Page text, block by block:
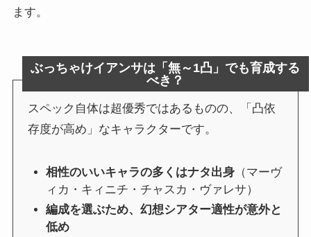
ます。
ぶっちゃけイアンサは「無～1凸」でも育成する
べき？
スペック自体は超優秀ではあるものの、「凸依
存度が高め」なキャラクターです。
相性のいいキャラの多くはナタ出身（マーヴ
ィカ・キィニチ・チャスカ・ヴァレサ）
編成を選ぶため、幻想シアター適性が意外と
低め